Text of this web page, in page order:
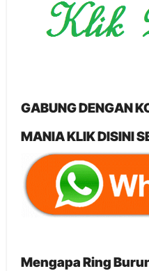
GABUNG DENGAN
MANIA KLIK DISINI
Mengapa Ring